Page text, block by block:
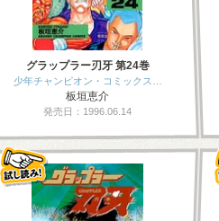
グラップラー刃牙 第24巻
少年チャンピオン・コミックス…
板垣恵介
発売日：1996.06.14